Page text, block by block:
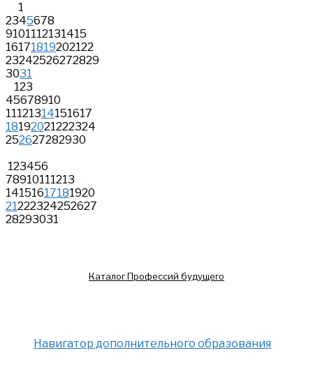
1
2345678
9101112131415
16171819202122
23242526272829
3031
123
45678910
11121314151617
18192021222324
252627282930
123456
78910111213
14151617181920
21222324252627
28293031
Каталог Профессий будущего
Навигатор дополнительного образования